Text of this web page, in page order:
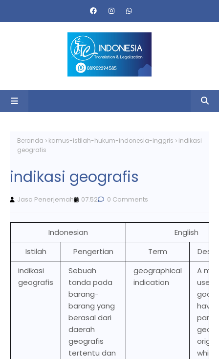
Beranda kamus-istilah-hukum-indonesia-inggris
indikasi
geografis
indikasi geografis
Jasa Penerjemah 07.52 0 Comments
Indonesian
English
Istilah
Pengertian Term
indikasi
geografis
Sebuah
tanda pada
barang-
barang yang
berasal dari
daerah
geografis
tertentu dan
geographical
indication
A
used
have
origin